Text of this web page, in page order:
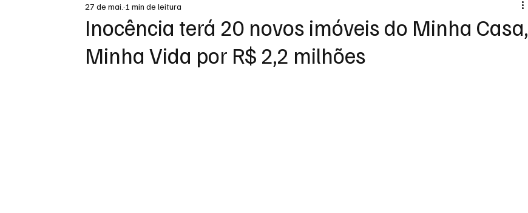
DESTAQUE
Inocência terá 20 novos imóveis do Minha Casa,
Minha Vida por R$ 2,2 milhões
27 de mai. 1 min de leitura